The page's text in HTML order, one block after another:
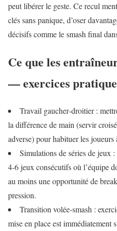
peut libérer le geste. Ce recul
clés sans panique, d’oser
décisifs comme le smash final
Ce que les
— exercices
Travail gaucher‑droitier :
la différence de main (servir
adverse) pour habituer les joueurs
Simulations de séries de jeux
4‑6 jeux consécutifs où l’équipe
au moins une opportunité de
pression.
Transition volée‑smash :
mise en place est immédiatement